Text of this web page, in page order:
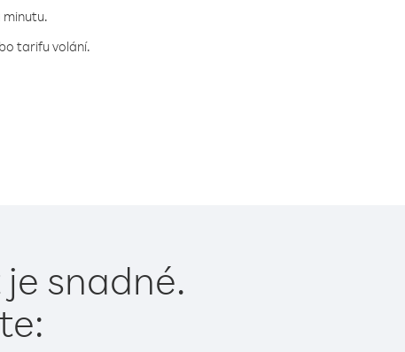
minutu.
tarifu volání.
snadné.